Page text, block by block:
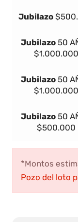
Jubilazo
Jubilazo50
$1.000.000
Jubilazo50
$1.000.000
Jubilazo50
$500.000
*Montos
Pozo del loto